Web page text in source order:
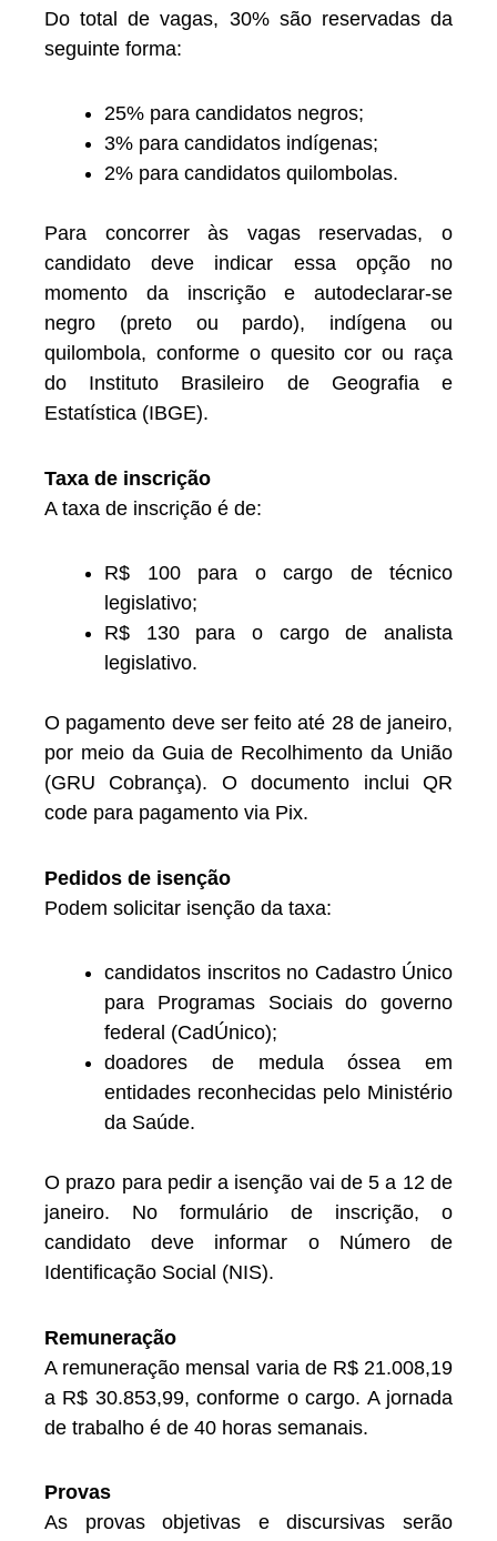
Do total de vagas, 30% são reservadas da
seguinte forma:
25% para candidatos negros;
3% para candidatos indígenas;
2% para candidatos quilombolas.
Para concorrer às vagas reservadas, o
candidato deve indicar essa opção no
momento da inscrição e autodeclarar-se
negro (preto ou pardo), indígena ou
quilombola, conforme o quesito cor ou raça
do Instituto Brasileiro de Geografia e
Estatística (IBGE).
Taxa de inscrição
A taxa de inscrição é de:
R$ 100 para o cargo de técnico
legislativo;
R$ 130 para o cargo de analista
legislativo.
O pagamento deve ser feito até 28 de janeiro,
por meio da Guia de Recolhimento da União
(GRU Cobrança). O documento inclui QR
code para pagamento via Pix.
Pedidos de isenção
Podem solicitar isenção da taxa:
candidatos inscritos no Cadastro Único
para Programas Sociais do governo
federal (CadÚnico);
doadores de medula óssea em
entidades reconhecidas pelo Ministério
da Saúde.
O prazo para pedir a isenção vai de 5 a 12 de
janeiro. No formulário de inscrição, o
candidato deve informar o Número de
Identificação Social (NIS).
Remuneração
A remuneração mensal varia de R$ 21.008,19
a R$ 30.853,99, conforme o cargo. A jornada
de trabalho é de 40 horas semanais.
Provas
As provas objetivas e discursivas serão